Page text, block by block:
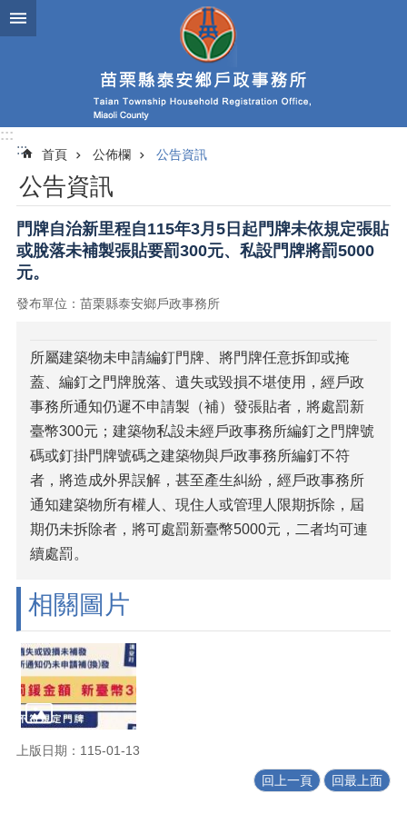
跳到主要內容區塊
:::
:::
首頁 公佈欄 公告資訊
公告資訊
門牌自治新里程自115年3月5日起門牌未依規定張貼
或脫落未補製張貼要罰300元、私設門牌將罰5000
元。
發布單位：苗栗縣泰安鄉戶政事務所
所屬建築物未申請編釘門牌、將門牌任意拆卸或掩
蓋、編釘之門牌脫落、遺失或毀損不堪使用，經戶政
事務所通知仍遲不申請製（補）發張貼者，將處罰新
臺幣300元；建築物私設未經戶政事務所編釘之門牌號
碼或釘掛門牌號碼之建築物與戶政事務所編釘不符
者，將造成外界誤解，甚至產生糾紛，經戶政事務所
通知建築物所有權人、現住人或管理人限期拆除，屆
期仍未拆除者，將可處罰新臺幣5000元，二者均可連
續處罰。
相關圖片
上版日期：115-01-13
回上一頁 回最上面